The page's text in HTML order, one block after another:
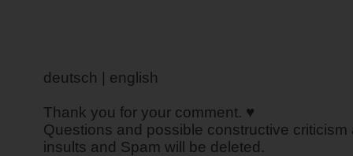
deutsch | english
Thank you for your comment. ♥
Questions and possible constructive criticism
insults and Spam will be deleted.